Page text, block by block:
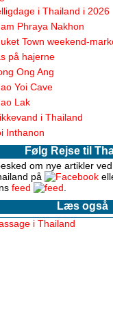
i Thailand i 2026
Phraya Nakhon
Town weekend-
på hajerne
Ong Ang
Yoi Cave
Lak
i Thailand
Inthanon
Følg Rejse til
om nye artikler
på
feed
Læs også